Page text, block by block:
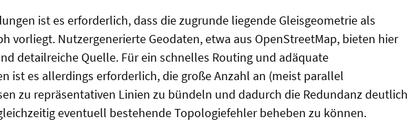
ist es erforderlich, dass die zugrunde liegende Gleisgeometrie als
vorliegt. Nutzergenerierte Geodaten, etwa aus OpenStreetMap, bieten hier
detailreiche Quelle. Für ein schnelles Routing und adäquate
ist es allerdings erforderlich, die große Anzahl an (meist parallel
zu repräsentativen Linien zu bündeln und dadurch die Redundanz deutlich
eventuell bestehende Topologiefehler beheben zu können.